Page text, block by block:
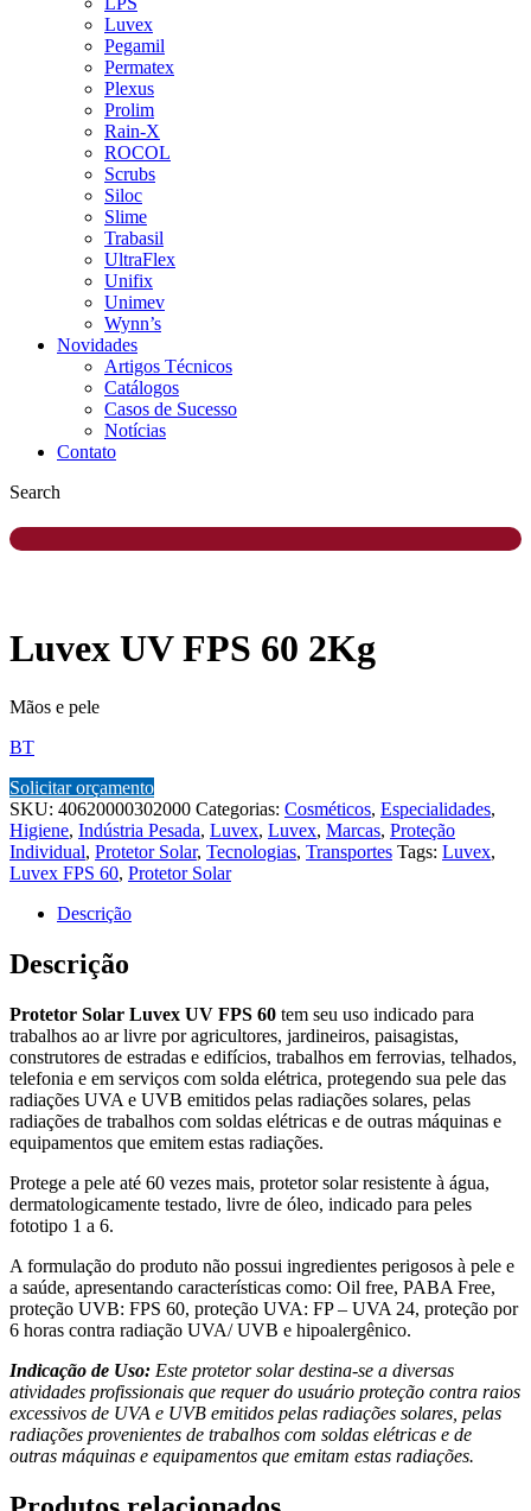
Luvex
Pegamil
Permatex
Plexus
Prolim
Rain-X
ROCOL
Scrubs
Siloc
Slime
Trabasil
UltraFlex
Unifix
Unimev
Wynn’s
Novidades
Artigos Técnicos
Catálogos
Casos de Sucesso
Notícias
Contato
Search
Luvex UV FPS 60 2Kg
Mãos e pele
BT
Solicitar orçamento
SKU: 40620000302000 Categorias: Cosméticos, Especialidades,
Higiene, Indústria Pesada, Luvex, Luvex, Marcas, Proteção
Individual, Protetor Solar, Tecnologias, Transportes Tags: Luvex,
Luvex FPS 60, Protetor Solar
Descrição
Descrição
Protetor Solar Luvex UV FPS 60 tem seu uso indicado para
trabalhos ao ar livre por agricultores, jardineiros, paisagistas,
construtores de estradas e edifícios, trabalhos em ferrovias, telhados,
telefonia e em serviços com solda elétrica, protegendo sua pele das
radiações UVA e UVB emitidos pelas radiações solares, pelas
radiações de trabalhos com soldas elétricas e de outras máquinas e
equipamentos que emitem estas radiações.
Protege a pele até 60 vezes mais, protetor solar resistente à água,
dermatologicamente testado, livre de óleo, indicado para peles
fototipo 1 a 6.
A formulação do produto não possui ingredientes perigosos à pele e
a saúde, apresentando características como: Oil free, PABA Free,
proteção UVB: FPS 60, proteção UVA: FP – UVA 24, proteção por
6 horas contra radiação UVA/ UVB e hipoalergênico.
Indicação de Uso: Este protetor solar destina-se a diversas
atividades profissionais que requer do usuário proteção contra raios
excessivos de UVA e UVB emitidos pelas radiações solares, pelas
radiações provenientes de trabalhos com soldas elétricas e de
outras máquinas e equipamentos que emitam estas radiações.